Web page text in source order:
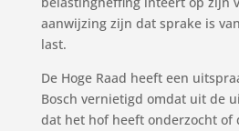
aanwijzing zijn dat sprake is
last.
De Hoge Raad heeft een
Bosch vernietigd omdat uit de
dat het hof heeft onderzocht of